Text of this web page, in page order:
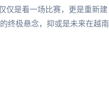
仅是看一场比赛，更是重新建
终极悬念，抑或是未来在越南